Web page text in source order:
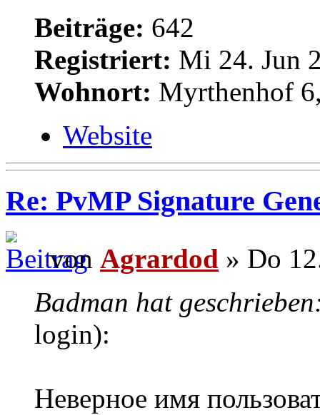
Beiträge: 642
Registriert: Mi 24. Jun
Wohnort: Myrthenhof
Website
Re: PvMP Signature
von Agrardod » Do
Badman hat
login):
Неверное имя